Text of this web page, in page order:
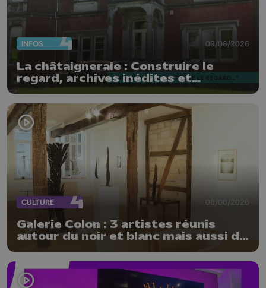
INFOS 09/06/2026
La châtaigneraie : Construire le
regard, archives inédites et
photographies contemporaines
CULTURE 08/06/2026
Galerie Colon : 3 artistes réunis
autour du noir et blanc mais aussi de
la matière